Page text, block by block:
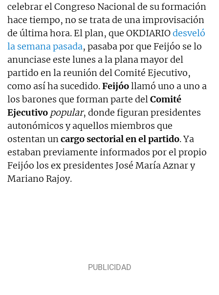
celebrar el Congreso Nacional de su formación
hace tiempo, no se trata de una improvisación
de última hora. El plan, que OKDIARIOdesveló
la semana pasada, pasaba por que Feijóo se lo
anunciase este lunes a la plana mayor del
partido en la reunión del Comité Ejecutivo,
como así ha sucedido.Feijóollamó uno a uno a
los barones que forman parte delComité
Ejecutivo popular, donde figuran presidentes
autonómicos y aquellos miembros que
ostentan uncargo sectorial en el partido. Ya
estaban previamente informados por el propio
Feijóo los ex presidentes José María Aznar y
Mariano Rajoy.